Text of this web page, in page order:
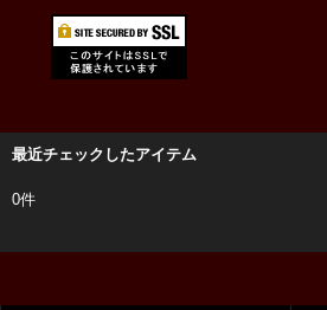
最近チェックしたアイテム
0件